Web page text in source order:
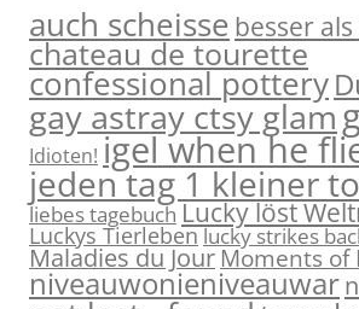
auch scheisse besser
chateau de tourette
confessional pottery
gay astray ctsy glam
Idioten! igel when he
jeden tag 1 kleiner
liebes tagebuch Lucky löst
Luckys Tierlebenlucky strikes
Maladies du JourMoments of
niveauwonieniveauwar